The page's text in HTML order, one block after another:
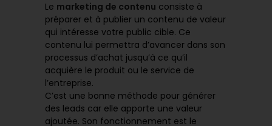
Le marketing de contenu consiste à
préparer et à publier un contenu de valeur
qui intéresse votre public cible. Ce
contenu lui permettra d’avancer dans son
processus d’achat jusqu’à ce qu’il
acquière le produit ou le service de
l’entreprise.
C’est une bonne méthode pour générer
des leads car elle apporte une valeur
ajoutée. Son fonctionnement est le